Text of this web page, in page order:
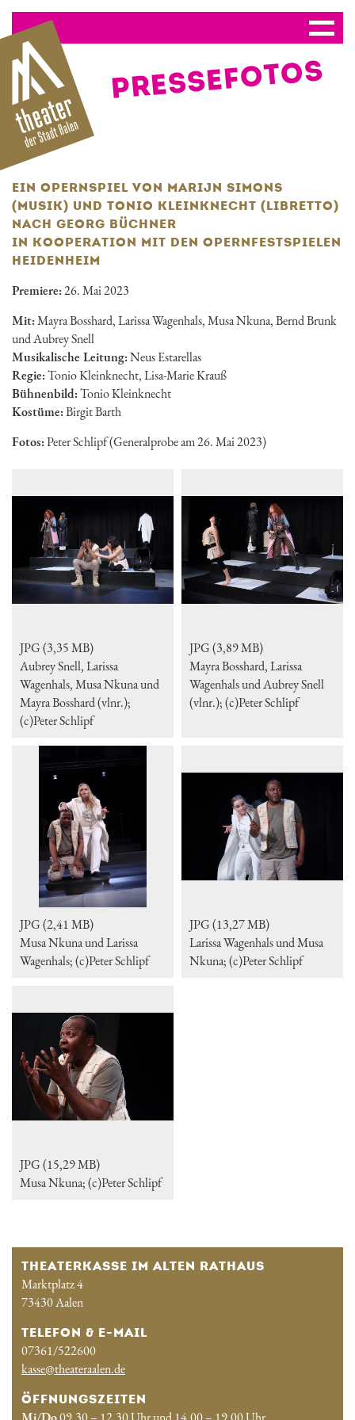
PRESSE­FOTOS
EIN OPERNSPIEL VON MARIJN SIMONS
(MUSIK) UND TONIO KLEINKNECHT (LIBRETTO)
NACH GEORG BÜCHNER
IN KOOPERATION MIT DEN OPERNFESTSPIELEN
HEIDENHEIM
Premiere:26. Mai 2023
Mit:Mayra Bosshard, Larissa Wagenhals, Musa Nkuna, Bernd Brunk
und Aubrey Snell
Musikalische Leitung:Neus Estarellas
Regie:Tonio Kleinknecht, Lisa-Marie Krauß
Bühnenbild:Tonio Kleinknecht
Kostüme:Birgit Barth
Fotos:Peter Schlipf (Generalprobe am 26. Mai 2023)
JPG (3,35 MB)
Aubrey Snell, Larissa
Wagenhals, Musa Nkuna und
Mayra Bosshard (vlnr.);
(c)Peter Schlipf
JPG (3,89 MB)
Mayra Bosshard, Larissa
Wagenhals und Aubrey Snell
(vlnr.); (c)Peter Schlipf
JPG (2,41 MB)
Musa Nkuna und Larissa
Wagenhals; (c)Peter Schlipf
JPG (13,27 MB)
Larissa Wagenhals und Musa
Nkuna; (c)Peter Schlipf
JPG (15,29 MB)
Musa Nkuna; (c)Peter Schlipf
THEATERKASSE IM ALTEN RATHAUS
Marktplatz 4
73430 Aalen
TELEFON & E-MAIL
07361/522600
kasse@theateraalen.de
ÖFFNUNGSZEITEN